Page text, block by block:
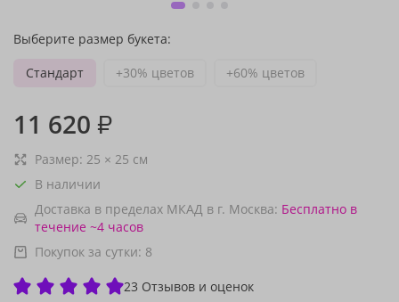
Выберите размер букета:
Стандарт
+30% цветов +60% цветов
11 620 ₽
Размер: 25 × 25 см
В наличии
Доставка в пределах МКАД в г. Москва: Бесплатно в
течение ~4 часов
Покупок за сутки: 8
23 Отзывов и оценок